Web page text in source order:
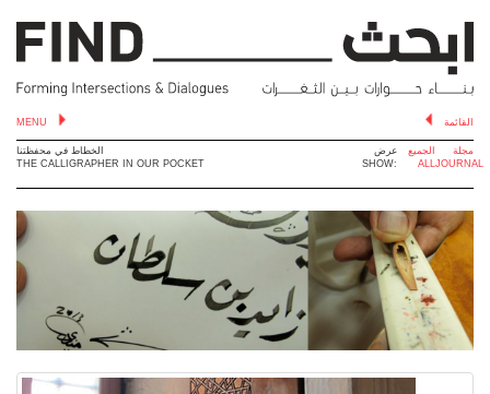
القائمة MENU
الخطاط في محفظتنا
THE CALLIGRAPHER IN OUR POCKET
عرض
SHOW:
الجميع
ALL
مجلة
JOURNAL